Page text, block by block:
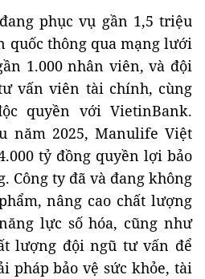
phục vụ gần 1,5 triệu
quốc thông qua mạng lưới
1.000 nhân viên, và đội
vấn viên tài chính, cùng
quyền với VietinBank.
năm 2025, Manulife Việt
tỷ đồng quyền lợi bảo
Công ty đã và đang không
nâng cao chất lượng
lực số hóa, cũng như
lượng đội ngũ tư vấn để
pháp bảo vệ sức khỏe, tài